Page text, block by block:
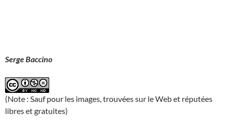
Serge Baccino
(Note : Sauf pour les images, trouvées sur le Web et réputées
libres et gratuites)